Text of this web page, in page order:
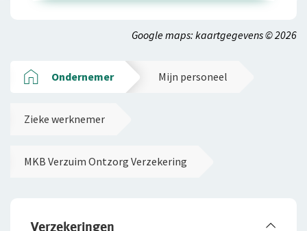
Google maps: kaartgegevens © 2026
Ondernemer Mijn personeel
Zieke werknemer
MKB Verzuim Ontzorg Verzekering
Verzekeringen